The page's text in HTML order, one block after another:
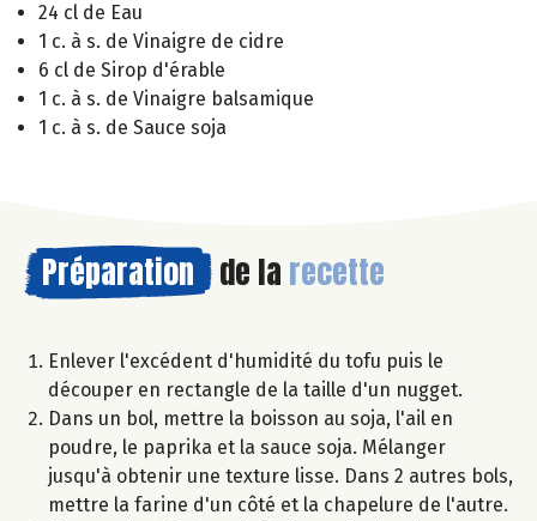
24 cl de Eau
1 c. à s. de Vinaigre de cidre
6 cl de Sirop d'érable
1 c. à s. de Vinaigre balsamique
1 c. à s. de Sauce soja
Préparation de la recette
Enlever l'excédent d'humidité du tofu puis le
découper en rectangle de la taille d'un nugget.
Dans un bol, mettre la boisson au soja, l'ail en
poudre, le paprika et la sauce soja. Mélanger
jusqu'à obtenir une texture lisse. Dans 2 autres bols,
mettre la farine d'un côté et la chapelure de l'autre.